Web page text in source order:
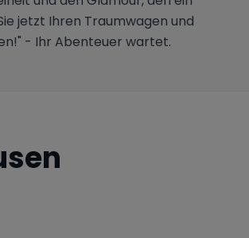
jetzt Ihren Traumwagen und
- Ihr Abenteuer wartet.